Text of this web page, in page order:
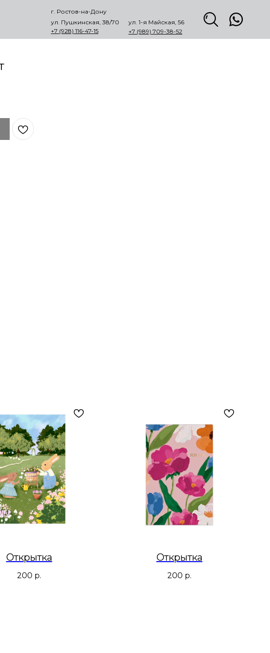
+7 (989) 709-38-52
ул. 1-я Майская, 56
ул. Пушкинская, 38/70
+7 (928) 116-47-15
г. Ростов-на-Дону
Открытка
200 р.
Открытка
200 р.